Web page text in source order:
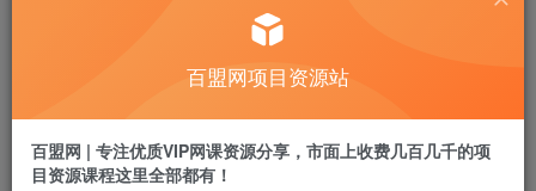
盟币 9.9
百盟网项目资源站
百盟网 | 专注优质VIP网课资源分享，市面上收费几百几千的项
目资源课程这里全部都有！